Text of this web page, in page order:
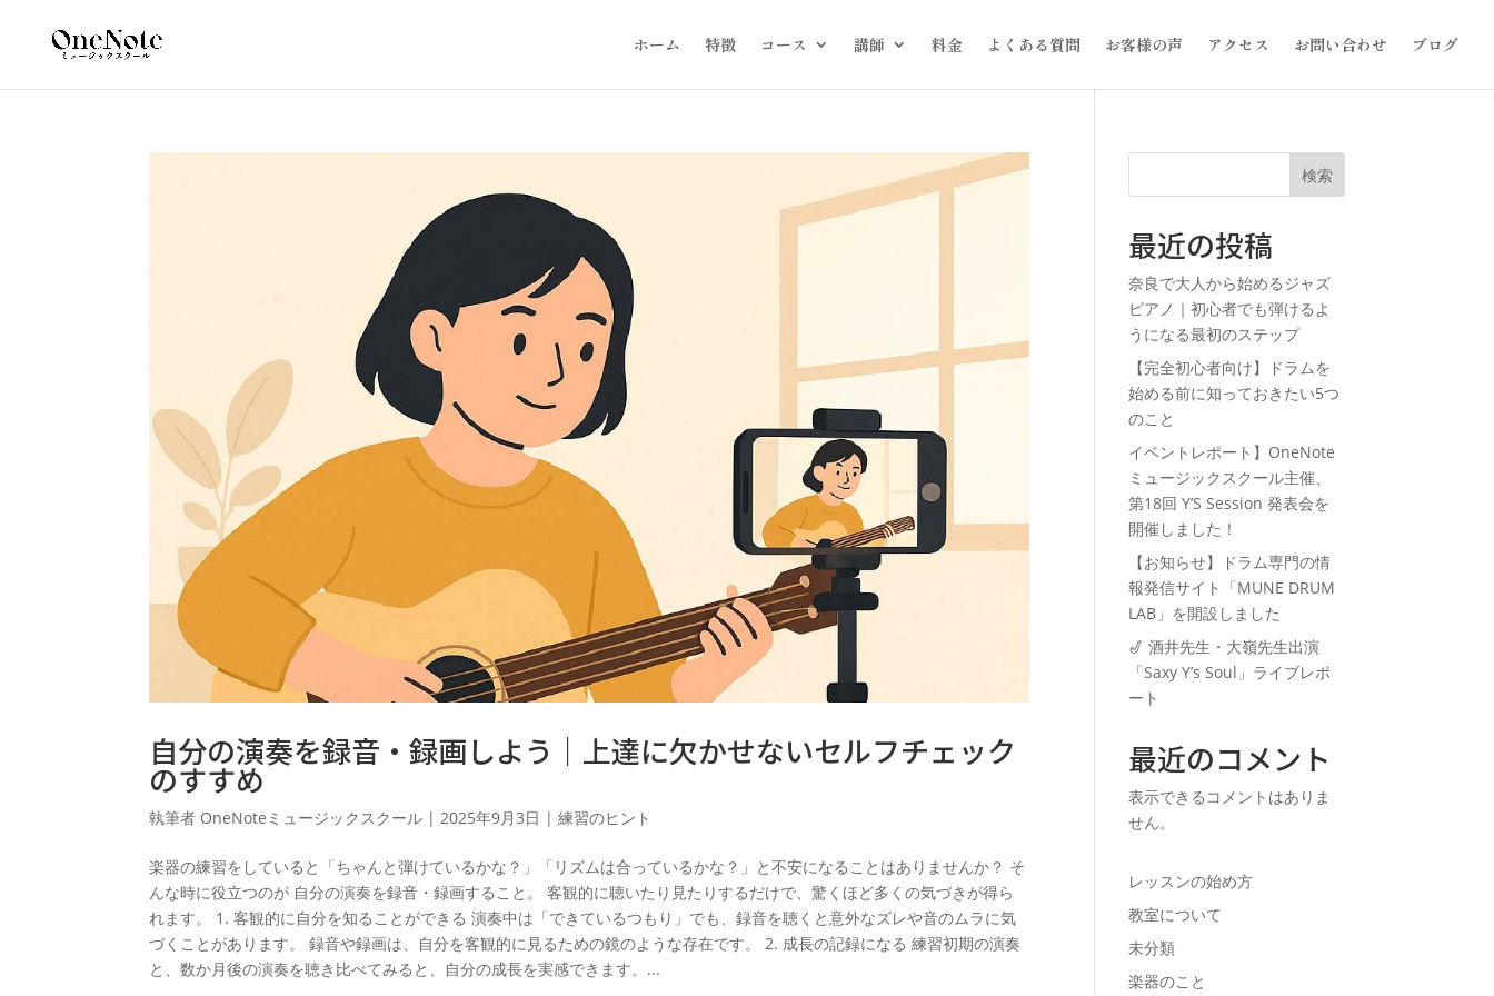
ホーム 特徴 コース 講師 料金 よくある質問 お客様の声 アクセス お問い合わせ ブログ
自分の演奏を録音・録画しよう｜上達に欠かせないセルフチェック
のすすめ
執筆者 OneNoteミュージックスクール | 2025年9月3日 |練習のヒント
楽器の練習をしていると「ちゃんと弾けているかな？」「リズムは合っているかな？」と不安になることはありませんか？ そ
んな時に役立つのが 自分の演奏を録音・録画すること。 客観的に聴いたり見たりするだけで、驚くほど多くの気づきが得ら
れます。 1. 客観的に自分を知ることができる 演奏中は「できているつもり」でも、録音を聴くと意外なズレや音のムラに気
づくことがあります。 録音や録画は、自分を客観的に見るための鏡のような存在です。 2. 成長の記録になる 練習初期の演奏
と、数か月後の演奏を聴き比べてみると、自分の成長を実感できます。...
検索
最近の投稿
奈良で大人から始めるジャズ
ピアノ｜初心者でも弾けるよ
うになる最初のステップ
【完全初心者向け】ドラムを
始める前に知っておきたい5つ
のこと
イベントレポート】OneNote
ミュージックスクール主催、
第18回 Y’S Session 発表会を
開催しました！
【お知らせ】ドラム専門の情
報発信サイト「MUNE DRUM
LAB」を開設しました
🎷 酒井先生・大嶺先生出演
「Saxy Y’s Soul」ライブレポ
ート
最近のコメント
表示できるコメントはありま
せん。
レッスンの始め方
教室について
未分類
楽器のこと